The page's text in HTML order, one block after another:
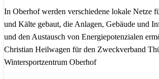
In Oberhof werden verschiedene lokale Netze
und Kälte gebaut, die Anlagen, Gebäude und
und den Austausch von Energiepotenzialen
Christian Heilwagen für den Zweckverband
Wintersportzentrum Oberhof